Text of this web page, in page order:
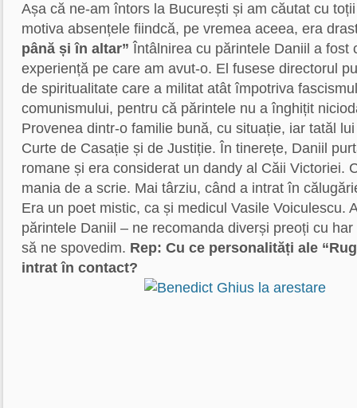
Așa că ne-am întors la București și am căutat cu
motiva absențele fiindcă, pe vremea aceea, era
până și în altar” Întâlnirea cu părintele Daniil a fost
experiență pe care am avut-o. El fusese directorul
de spiritualitate care a militat atât împotriva
comunismului, pentru că părintele nu a înghițit
Provenea dintr-o familie bună, cu situație, iar tatăl
Curte de Casație și de Justiție. În tinerețe, Daniil
romane și era considerat un dandy al Căii Victoriei.
mania de a scrie. Mai târziu, când a intrat în
Era un poet mistic, ca și medicul Vasile Voiculescu.
părintele Daniil – ne recomanda diverși preoți cu
să ne spovedim. Rep: Cu ce personalități ale
intrat în contact?